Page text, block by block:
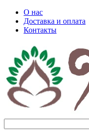
О нас
Доставка и оплата
Контакты